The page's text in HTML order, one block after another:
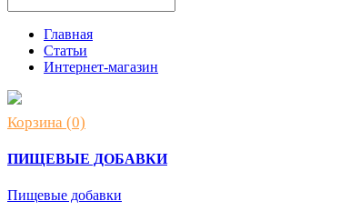
Главная
Статьи
Интернет-магазин
Корзина (0)
ПИЩЕВЫЕ ДОБАВКИ
Пищевые добавки